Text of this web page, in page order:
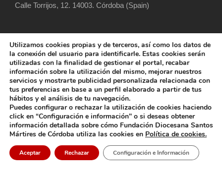
Calle Torrijos, 12. 14003. Córdoba (Spain)
COPYRIGHT 2025 FUNDACIÓN DIOCESANA
SANTOS MÁRTIRES, ALL RIGHT RESERVED
POLÍTICA DE COOKIES AVISO LEGAL
POLÍTICA DE PRIVACIDAD POLÍTICA EXTERNA
Utilizamos cookies propias y de terceros, así como los datos de
la conexión del usuario para identificarle. Estas cookies serán
utilizadas con la finalidad de gestionar el portal, recabar
información sobre la utilización del mismo, mejorar nuestros
servicios y mostrarte publicidad personalizada relacionada con
tus preferencias en base a un perfil elaborado a partir de tus
hábitos y el análisis de tu navegación.
Puedes configurar o rechazar la utilización de cookies haciendo
click en “Configuración e información" o si deseas obtener
información detallada sobre cómo Fundación Diocesana Santos
Mártires de Córdoba utiliza las cookies en Política de cookies.
Aceptar Rechazar Configuración e Información